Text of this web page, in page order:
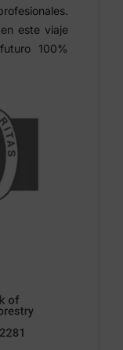
este viaje
100%